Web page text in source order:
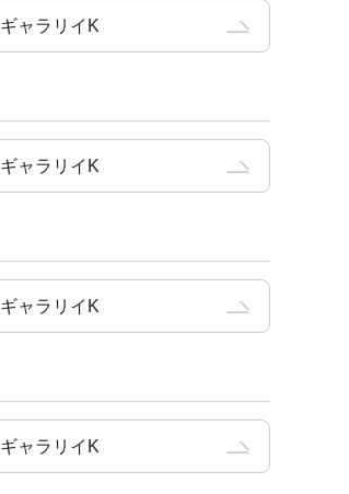
ギャラリイK
ギャラリイK
ギャラリイK
ギャラリイK